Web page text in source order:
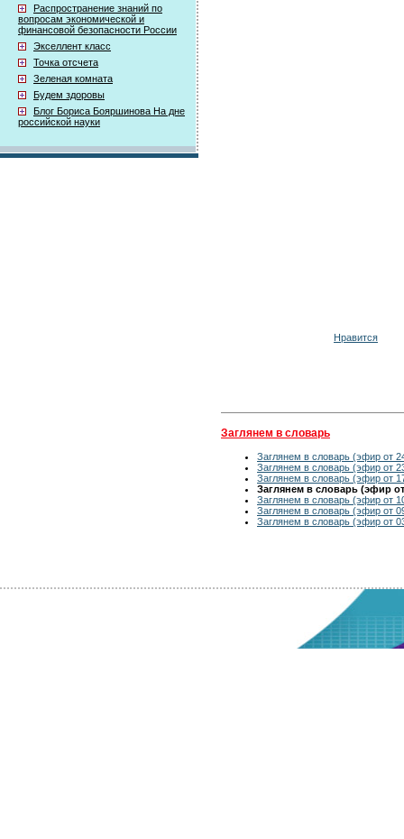
Распространение знаний по
вопросам экономической и
финансовой безопасности России
Экселлент класс
Точка отсчета
Зеленая комната
Будем здоровы
Блог Бориса Бояршинова На дне
российской науки
Нравится
Заглянем в словарь
Заглянем в словарь (эфир от
Заглянем в словарь (эфир от
Заглянем в словарь (эфир от
Заглянем в словарь (эфир от
Заглянем в словарь (эфир от
Заглянем в словарь (эфир от
Заглянем в словарь (эфир от